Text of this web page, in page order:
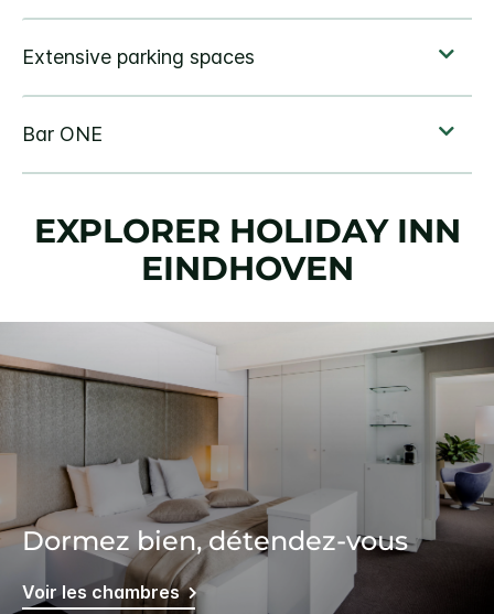
EXPLORER HOLIDAY INN
EINDHOVEN
Dormez bien, détendez-vous
Voir les chambres